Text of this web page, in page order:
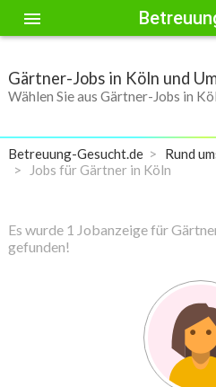
menu
Gärtner-Jobs in Köln und
Wählen Sie aus Gärtner-Jobs in
Betreuung-Gesucht.de Rund
Jobs für Gärtner in Köln
Es wurde 1 Jobanzeige für
gefunden!